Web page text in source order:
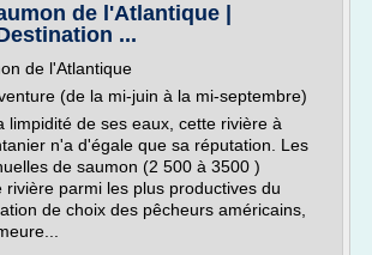
de l'Atlantique |
...
de l'Atlantique
(de la mi-juin à la mi-septembre)
limpidité de ses eaux, cette rivière à
n'a d'égale que sa réputation. Les
de saumon (2 500 à 3500 )
rivière parmi les plus productives du
de choix des pêcheurs américains,